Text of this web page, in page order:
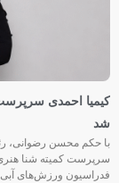
کیمیا احمدی
شد
با حکم محسن رضوانی،
سرپرست کمیته شنا
فدراسیون ورزش‌های